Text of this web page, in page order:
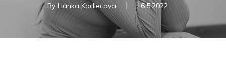
By Hanka Kadlecova 16.5.2022